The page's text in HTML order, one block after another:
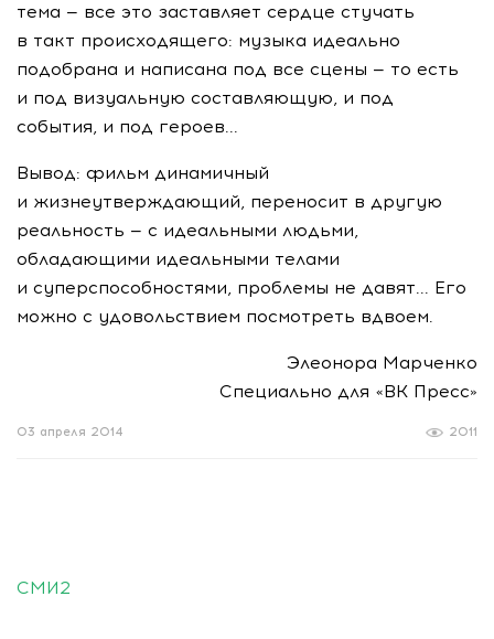
тема — все это заставляет сердце стучать
в такт происходящего: музыка идеально
подобрана и написана под все сцены — то есть
и под визуальную составляющую, и под
события, и под героев...
Вывод: фильм динамичный
и жизнеутверждающий, переносит в другую
реальность — с идеальными людьми,
обладающими идеальными телами
и суперспособностями, проблемы не давят... Его
можно с удовольствием посмотреть вдвоем.
Элеонора Марченко
Специально для «ВК Пресс»
2011
03 апреля 2014
СМИ2